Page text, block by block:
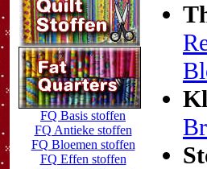
FQ Basis stoffen
FQ Antieke stoffen
FQ Bloemen stoffen
FQ Effen stoffen